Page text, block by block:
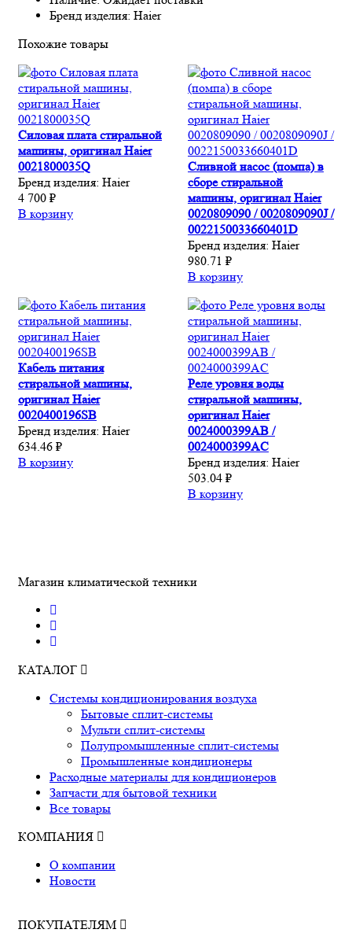
Бренд изделия: Haier
Похожие товары
Силовая плата стиральной
машины, оригинал Haier
0021800035Q
Бренд изделия: Haier
4 700 ₽
В корзину
Сливной насос (помпа) в
сборе стиральной
машины, оригинал Haier
0020809090 / 0020809090J /
0022150033660401D
Бренд изделия: Haier
980.71 ₽
В корзину
Кабель питания
стиральной машины,
оригинал Haier
0020400196SB
Бренд изделия: Haier
634.46 ₽
В корзину
Реле уровня воды
стиральной машины,
оригинал Haier
0024000399AB /
0024000399AC
Бренд изделия: Haier
503.04 ₽
В корзину
Магазин климатической техники
КАТАЛОГ
Системы кондиционирования воздуха
Бытовые сплит-системы
Мульти сплит-системы
Полупромышленные сплит-системы
Промышленные кондиционеры
Расходные материалы для кондиционеров
Запчасти для бытовой техники
Все товары
КОМПАНИЯ
О компании
Новости
ПОКУПАТЕЛЯМ